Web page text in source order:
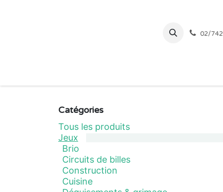
02/
Catégories
Tous les produits
Jeux
Brio
Circuits de billes
Construction
Cuisine